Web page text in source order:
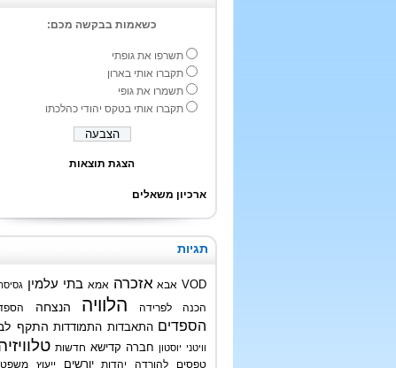
כשאמות בבקשה מכם:
תשרפו את גופתי
תקברו אותי בארון
תשמרו את גופי
תקברו אותי בטקס יהודי כהלכתו
הצגת תוצאות
ארכיון משאלים
תגיות
VOD אבא אזכרה אמא בתי עלמין
הכנה לפרידה הלוויה הנצחה
הספדים התאבדות התמודדות התקף
וויטני יוסטון חברה קדישא חדשות
טפסים להורדה יהדות יורשים ייעוץ